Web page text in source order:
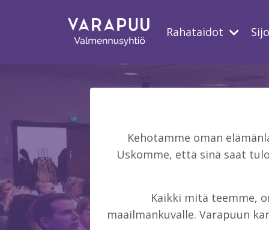
Rahataidot
Kehotamme oman
Uskomme, että sinä saat
Kaikki mitä teemme,
maailmankuvalle. Varapuun